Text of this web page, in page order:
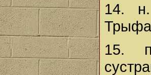
14.
15.